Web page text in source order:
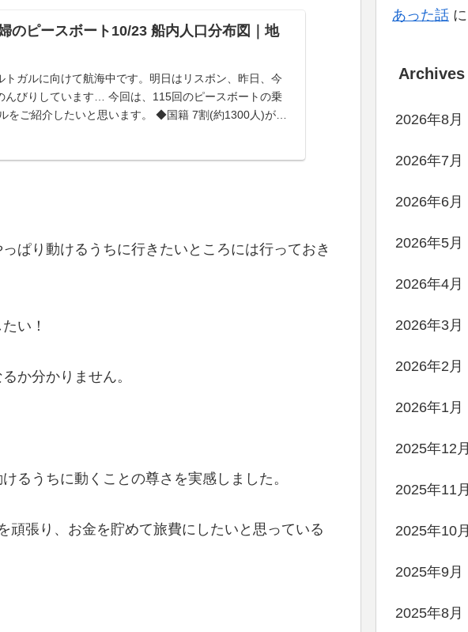
のピースボート10/23 船内人口分布図｜地
トガルに向けて航海中です。明日はリスボン、昨日、今
んびりしています… 今回は、115回のピースボートの乗
をご紹介したいと思います。 ◆国籍 7割(約1300人)が日
ぱり動けるうちに行きたいところには行っておき
い！
か分かりません。
るうちに動くことの尊さを実感しました。
頑張り、お金を貯めて旅費にしたいと思っている
あった話 に
Archives
2026年8月
2026年7月
2026年6月
2026年5月
2026年4月
2026年3月
2026年2月
2026年1月
2025年12月
2025年11月
2025年10月
2025年9月
2025年8月